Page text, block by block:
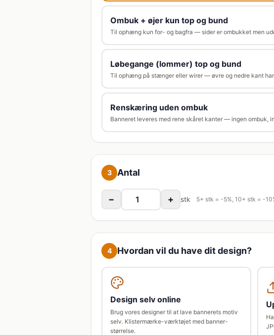
Ombuk + øjer kun top og bund
Til ophæng kun for- og bagfra — sider er ombukket men
Løbegange (lommer) top og bund
Til ophæng på stænger eller wirer — øvre og nedre kant
Renskæring uden ombuk
Banneret leveres med rene skåret kanter — ingen ombuk,
3 Antal
− + stk 5+ stk = -5%, 10+ stk = -
4 Hvordan vil du have dit design?
Design selv online
Brug vores designer til at lave bannerets motiv
selv. Klistermærke-værktøjet med banner-
størrelse.